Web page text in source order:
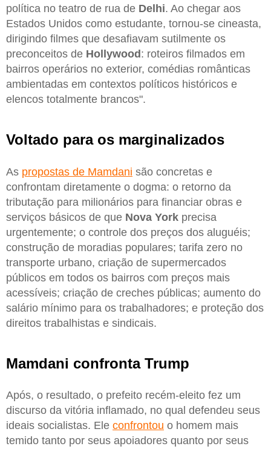
política no teatro de rua de Delhi. Ao chegar aos
Estados Unidos como estudante, tornou-se cineasta,
dirigindo filmes que desafiavam sutilmente os
preconceitos de Hollywood: roteiros filmados em
bairros operários no exterior, comédias românticas
ambientadas em contextos políticos históricos e
elencos totalmente brancos".
Voltado para os marginalizados
As propostas de Mamdani são concretas e
confrontam diretamente o dogma: o retorno da
tributação para milionários para financiar obras e
serviços básicos de que Nova York precisa
urgentemente; o controle dos preços dos aluguéis;
construção de moradias populares; tarifa zero no
transporte urbano, criação de supermercados
públicos em todos os bairros com preços mais
acessíveis; criação de creches públicas; aumento do
salário mínimo para os trabalhadores; e proteção dos
direitos trabalhistas e sindicais.
Mamdani confronta Trump
Após, o resultado, o prefeito recém-eleito fez um
discurso da vitória inflamado, no qual defendeu seus
ideais socialistas. Ele confrontou o homem mais
temido tanto por seus apoiadores quanto por seus